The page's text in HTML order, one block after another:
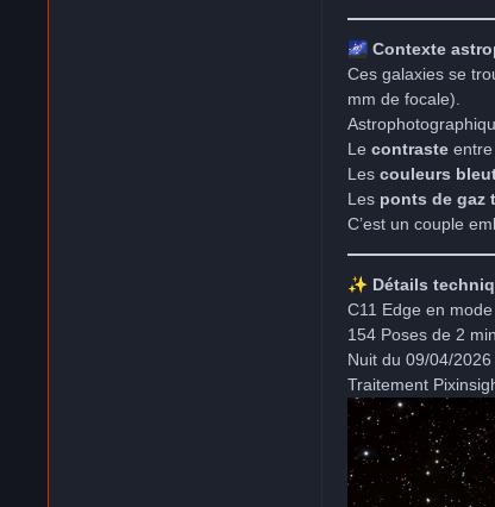
🌌 Contexte
Ces galaxies se
mm de focale).
Le contraste
Les couleurs
Les ponts de gaz
C’est un couple
✨ Détails
C11 Edge en
154 Poses de 2
Nuit du 09/04/2026
Traitement